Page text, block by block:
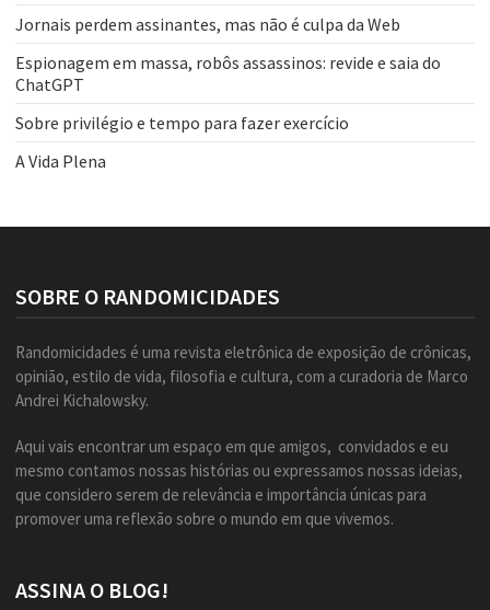
Jornais perdem assinantes, mas não é culpa da Web
Espionagem em massa, robôs assassinos: revide e saia do
ChatGPT
Sobre privilégio e tempo para fazer exercício
A Vida Plena
SOBRE O RANDOMICIDADES
Randomicidades é uma revista eletrônica de exposição de crônicas,
opinião, estilo de vida, filosofia e cultura, com a curadoria de Marco
Andrei Kichalowsky.
Aqui vais encontrar um espaço em que amigos, convidados e eu
mesmo contamos nossas histórias ou expressamos nossas ideias,
que considero serem de relevância e importância únicas para
promover uma reflexão sobre o mundo em que vivemos.
ASSINA O BLOG!